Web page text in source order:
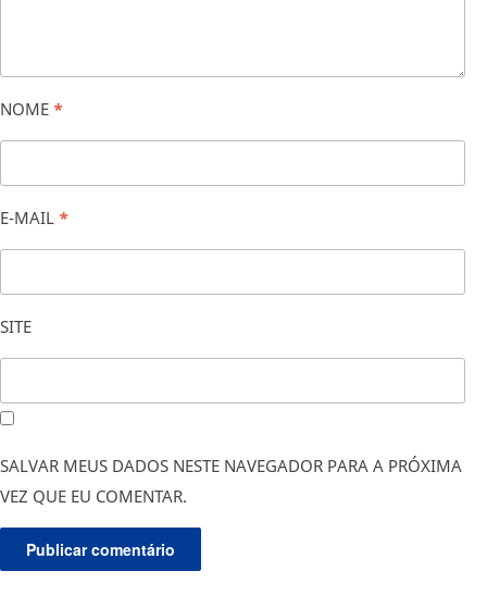
NOME *
E-MAIL *
SITE
SALVAR MEUS DADOS NESTE NAVEGADOR PARA A PRÓXIMA
VEZ QUE EU COMENTAR.